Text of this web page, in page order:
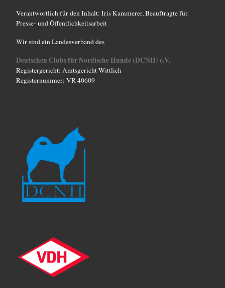
Verantwortlich für den Inhalt: Iris Kammerer, Beauftragte für
Presse- und Öffentlichkeitsarbeit
Wir sind ein Landesverband des
Deutschen Clubs für Nordische Hunde (DCNH) e.V.
Registergericht: Amtsgericht Wittlich
Registernummer: VR 40609